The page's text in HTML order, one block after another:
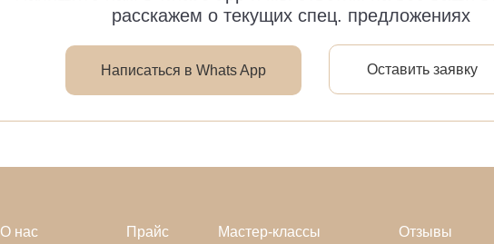
расскажем о текущих спец. предложениях
Написаться в Whats App Оставить заявку
О нас Мастер-классы
Прайс Отзывы